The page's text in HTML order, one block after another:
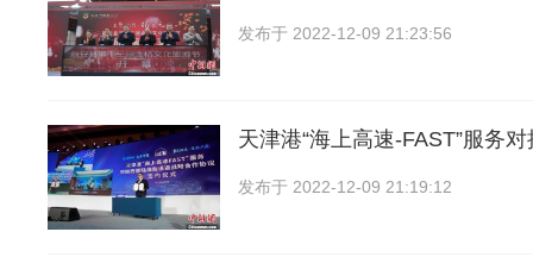
发布于 2022-12-09 21:23:56
天津港“海上高速-FAST”服务
发布于 2022-12-09 21:19:12